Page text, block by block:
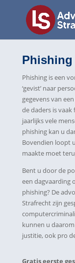
Phishing
Phishing is een
‘gevist’ naar
gegevens van
de daders is
jaarlijks vele
phishing kan u
Bovendien loopt
maakte moet
Bent u door de
een dagvaarding
phishing? De
Strafrecht zijn
kunnen u
justitie, ook pro
Gratis eerste